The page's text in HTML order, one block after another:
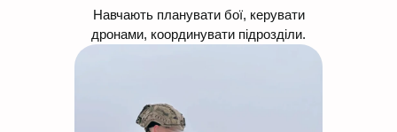
Навчають планувати бої, керувати
дронами, координувати підрозділи.